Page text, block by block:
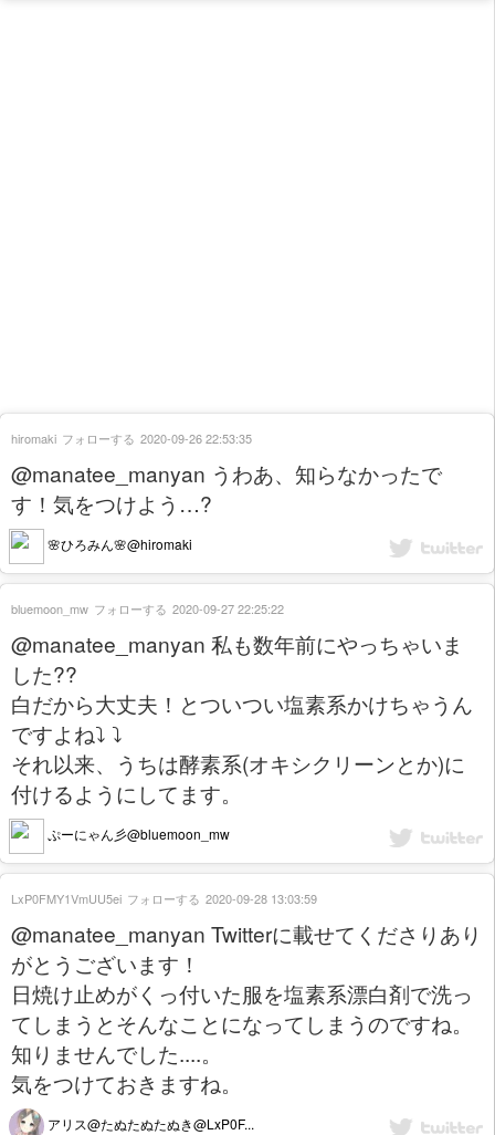
@manatee_manyan うわあ、知らなかったで
す！気をつけよう…?
🌸ひろみん🌸@hiromaki
hiromaki フォローする 2020-09-26 22:53:35
@manatee_manyan 私も数年前にやっちゃいま
した??
白だから大丈夫！とついつい塩素系かけちゃうん
ですよね⤵︎ ⤵︎
それ以来、うちは酵素系(オキシクリーンとか)に
付けるようにしてます。
ぷーにゃん彡@bluemoon_mw
bluemoon_mw フォローする 2020-09-27 22:25:22
@manatee_manyan Twitterに載せてくださりあり
がとうございます！
日焼け止めがくっ付いた服を塩素系漂白剤で洗っ
てしまうとそんなことになってしまうのですね。
知りませんでした....。
気をつけておきますね。
アリス@たぬたぬたぬき@LxP0F...
LxP0FMY1VmUU5ei フォローする 2020-09-28 13:03:59